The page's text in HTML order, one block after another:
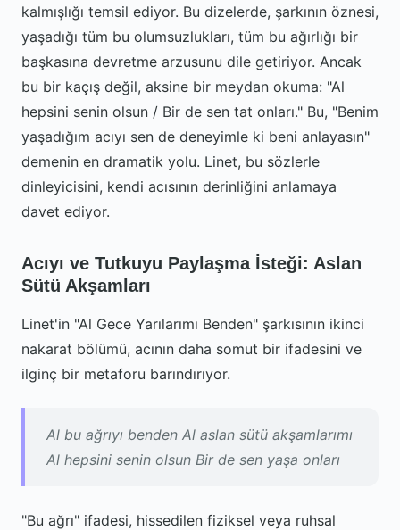
kalmışlığı temsil ediyor. Bu dizelerde, şarkının öznesi,
yaşadığı tüm bu olumsuzlukları, tüm bu ağırlığı bir
başkasına devretme arzusunu dile getiriyor. Ancak
bu bir kaçış değil, aksine bir meydan okuma: "Al
hepsini senin olsun / Bir de sen tat onları." Bu, "Benim
yaşadığım acıyı sen de deneyimle ki beni anlayasın"
demenin en dramatik yolu. Linet, bu sözlerle
dinleyicisini, kendi acısının derinliğini anlamaya
davet ediyor.
Acıyı ve Tutkuyu Paylaşma İsteği: Aslan
Sütü Akşamları
Linet'in "Al Gece Yarılarımı Benden" şarkısının ikinci
nakarat bölümü, acının daha somut bir ifadesini ve
ilginç bir metaforu barındırıyor.
Al bu ağrıyı benden Al aslan sütü akşamlarımı
Al hepsini senin olsun Bir de sen yaşa onları
"Bu ağrı" ifadesi, hissedilen fiziksel veya ruhsal